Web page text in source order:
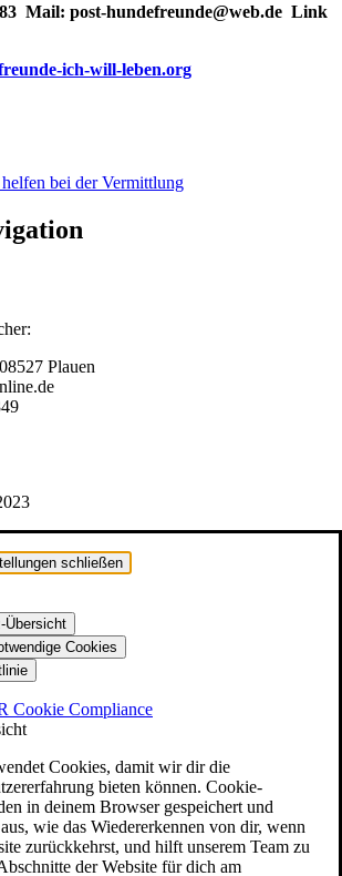
Mail: post-hundefreunde@web.de Link
ich-will-leben.org
bei der Vermittlung
Plauen
schließen
Übersicht
Cookies
Cookie Compliance
Cookies, damit wir dir die
bieten können. Cookie-
in deinem Browser gespeichert und
wie das Wiedererkennen von dir, wenn
zurückkehrst, und hilft unserem Team zu
der Website für dich am